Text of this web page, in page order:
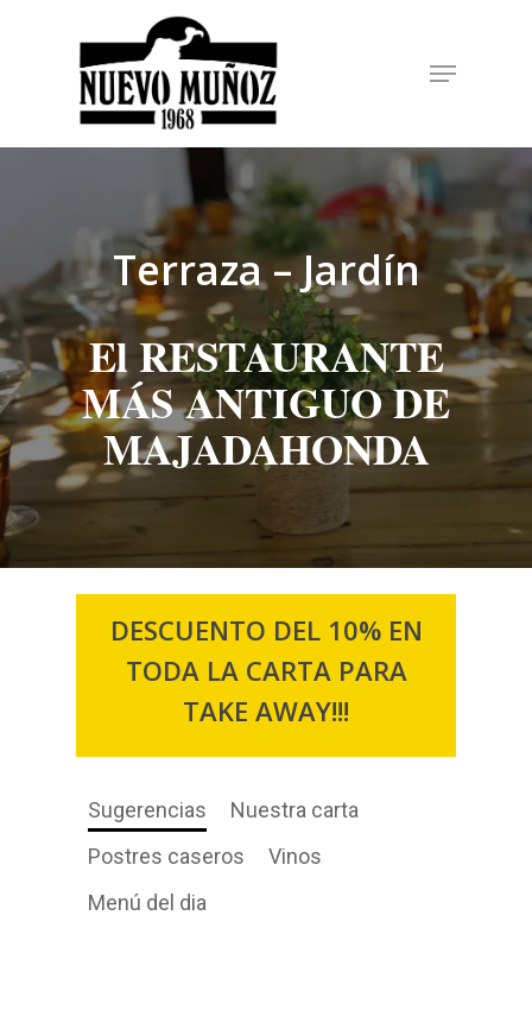
Hit enter to search or ESC to close
Terraza – Jardín
El RESTAURANTE
MÁS ANTIGUO DE
MAJADAHONDA
DESCUENTO DEL 10% EN
TODA LA CARTA PARA
TAKE AWAY!!!
Sugerencias
Nuestra carta
Postres caseros
Vinos
Menú del dia